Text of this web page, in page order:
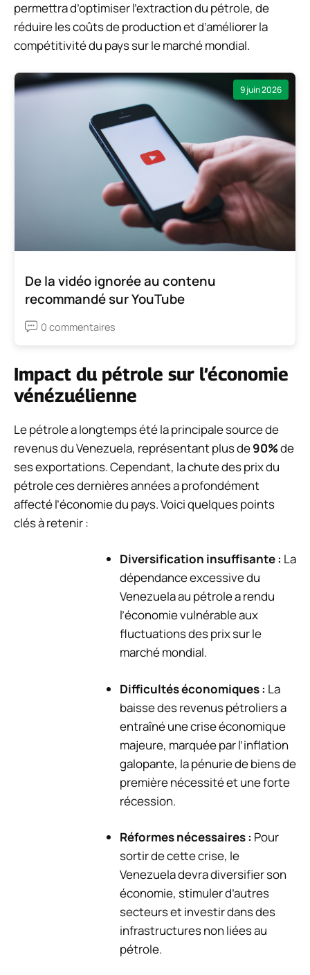
permettra d’optimiser l’extraction du pétrole, de
réduire les coûts de production et d’améliorer la
compétitivité du pays sur le marché mondial.
9 juin 2026
De la vidéo ignorée au contenu
recommandé sur YouTube
0 commentaires
Impact du pétrole sur l’économie
vénézuélienne
Le pétrole a longtemps été la principale source de
revenus du Venezuela, représentant plus de90%de
ses exportations. Cependant, la chute des prix du
pétrole ces dernières années a profondément
affecté l’économie du pays. Voici quelques points
clés à retenir :
Diversification insuffisante : La
dépendance excessive du
Venezuela au pétrole a rendu
l’économie vulnérable aux
fluctuations des prix sur le
marché mondial.
Difficultés économiques : La
baisse des revenus pétroliers a
entraîné une crise économique
majeure, marquée par l’inflation
galopante, la pénurie de biens de
première nécessité et une forte
récession.
Réformes nécessaires : Pour
sortir de cette crise, le
Venezuela devra diversifier son
économie, stimuler d’autres
secteurs et investir dans des
infrastructures non liées au
pétrole.